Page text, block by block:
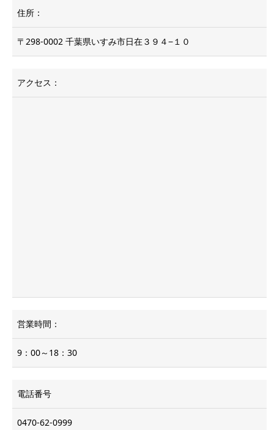
住所：
〒298-0002 千葉県いすみ市日在３９４−１０
アクセス：
営業時間：
9：00～18：30
電話番号
0470-62-0999